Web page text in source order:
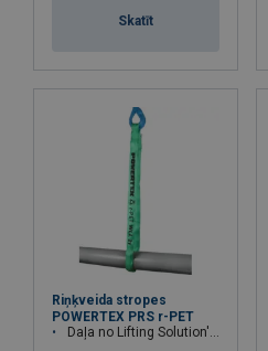
Skatīt
Riņķveida stropes
POWERTEX PRS r-PET
Daļa no Lifting Solution's Group Aspire Range™